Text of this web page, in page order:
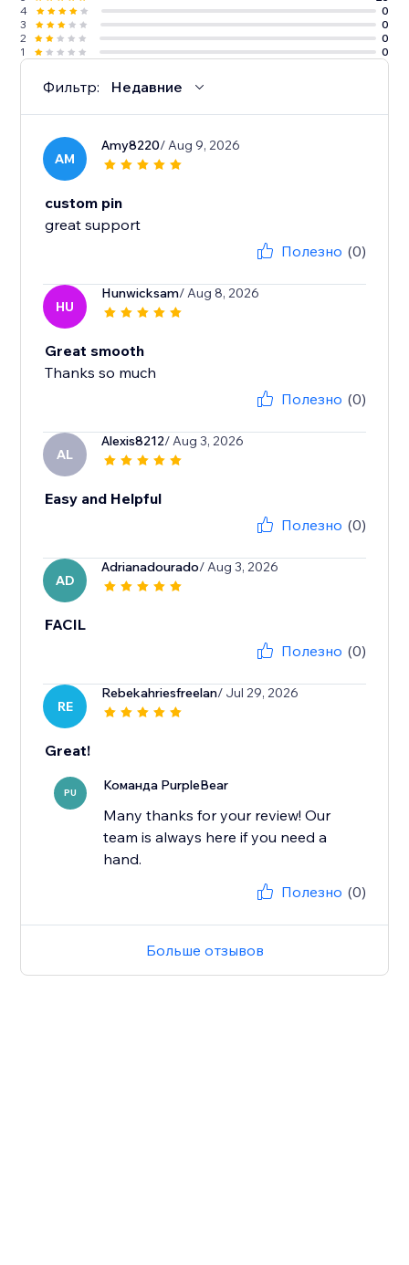
4
0
3
0
2
0
1
0
Фильтр: Недавние
AM
Amy8220/ Aug 9, 2026
custom pin
great support
Полезно (0)
HU
Hunwicksam/ Aug 8, 2026
Great smooth
Thanks so much
Полезно (0)
AL
Alexis8212/ Aug 3, 2026
Easy and Helpful
Полезно (0)
AD
Adrianadourado/ Aug 3, 2026
FACIL
Полезно (0)
RE
Rebekahriesfreelan/ Jul 29, 2026
Great!
PU Команда PurpleBear
Many thanks for your review! Our
team is always here if you need a
hand.
Полезно (0)
Больше отзывов